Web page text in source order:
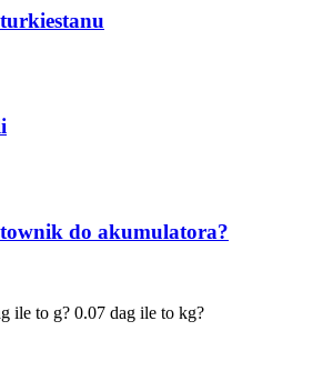
do akumulatora?
ile to g? 0.07 dag ile to kg?